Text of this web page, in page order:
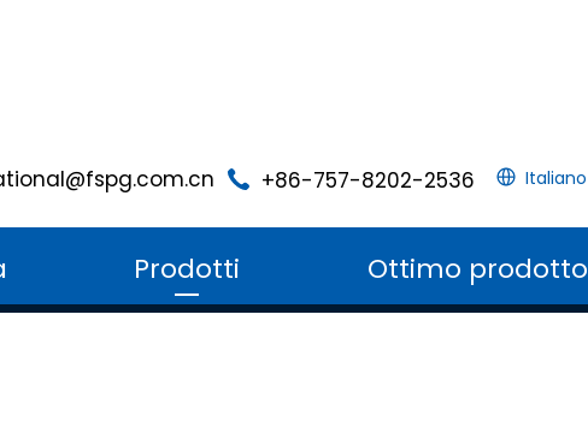
+86-757-8202-2536 Italiano
Prodotti Ottimo prodotto